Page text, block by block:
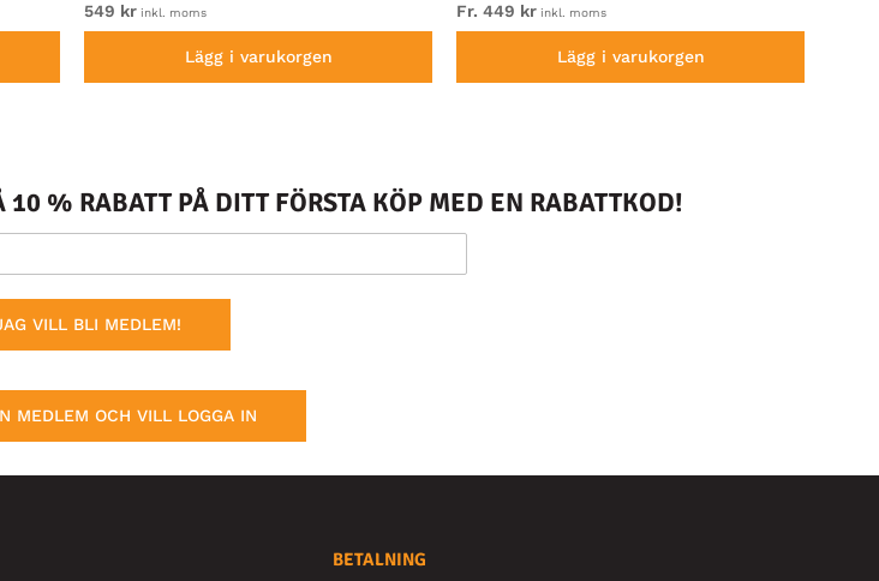
549 kr inkl. moms
Lägg i varukorgen
Fr. 449 kr inkl. moms
Lägg i varukorgen
10 % RABATT PÅ DITT FÖRSTA KÖP MED EN RABATTKOD!
VILL BLI MEDLEM!
MEDLEM OCH VILL LOGGA IN
BETALNING